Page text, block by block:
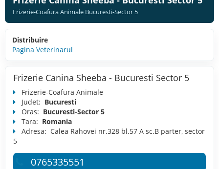
Frizerie-Coafura Animale Bucuresti-Sector 5
Distribuire
Pagina Veterinarul
Frizerie Canina Sheeba - Bucuresti Sector 5
Frizerie-Coafura Animale
Judet: Bucuresti
Oras: Bucuresti-Sector 5
Tara: Romania
Adresa: Calea Rahovei nr.328 bl.57 A sc.B parter, sector
5
0765335551